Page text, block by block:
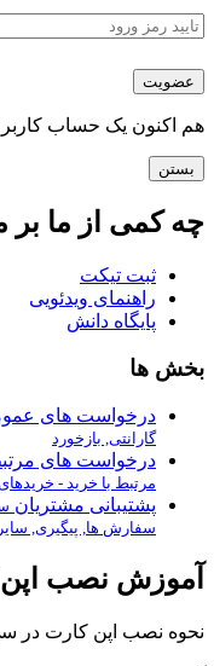
عضویت
هم اکنون یک حساب
بستن
چه کمی از ما بر
ثبت تیکت
راهنمای ویدئویی
پایگاه دانش
بخش ها
درخواست های
گارانتی, بازخورد
درخواست های
مرتبط با خرید -
پشتیبانی مشتریان
سفارش ها, پیگیری,
آموزش نصب
نحوه نصب اپن کارت در